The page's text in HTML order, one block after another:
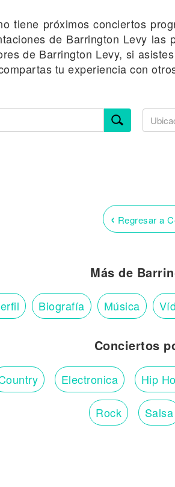
tiene próximos conciertos
de Barrington Levy
de Barrington Levy, si
tu experiencia con
‹ Regresar a
Más de
Biografía Música
Conciertos
Electronica Hip
Rock Salsa